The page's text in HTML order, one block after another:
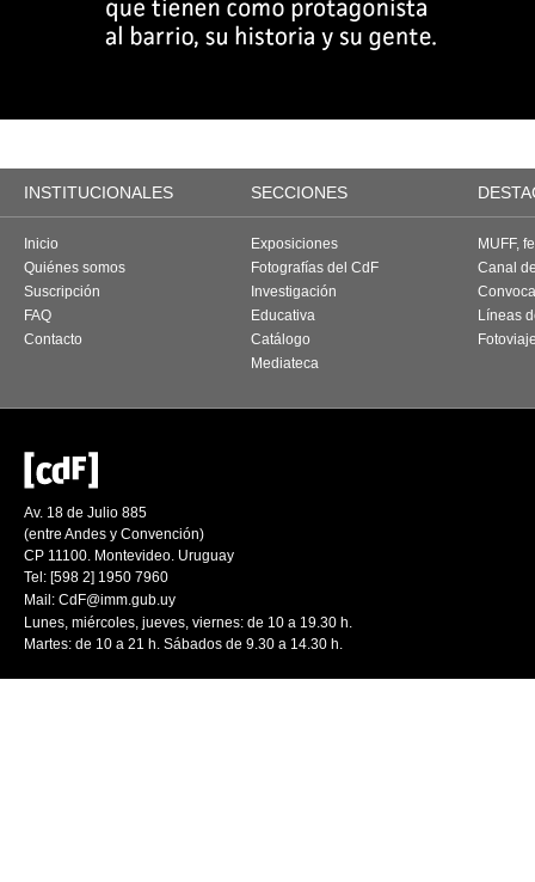
INSTITUCIONALES SECCIONES
Inicio
Quiénes somos
Suscripción
FAQ
Contacto
Exposiciones
Fotografías del CdF
Investigación
Educativa
Catálogo
Mediateca
MUFF,
Canal
Líneas
Av. 18 de Julio 885
(entre Andes y Convención)
CP 11100. Montevideo. Uruguay
Tel: [598 2] 1950 7960
Mail: CdF@imm.gub.uy
Lunes, miércoles, jueves, viernes: de 10 a 19.30 h.
Martes: de 10 a 21 h. Sábados de 9.30 a 14.30 h.